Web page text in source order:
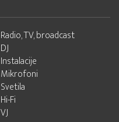
Radio, TV, broadcast
DJ
Instalacije
Mikrofoni
Svetila
Hi-Fi
VJ